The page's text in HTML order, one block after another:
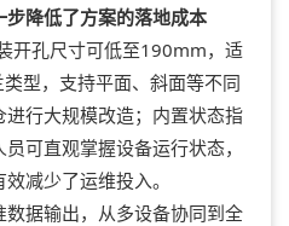
降低了方案的落地成本
孔尺寸可低至190mm，适
型，支持平面、斜面等不同
行大规模改造；内置状态指
可直观掌握设备运行状态，
减少了运维投入。
据输出，从多设备协同到全